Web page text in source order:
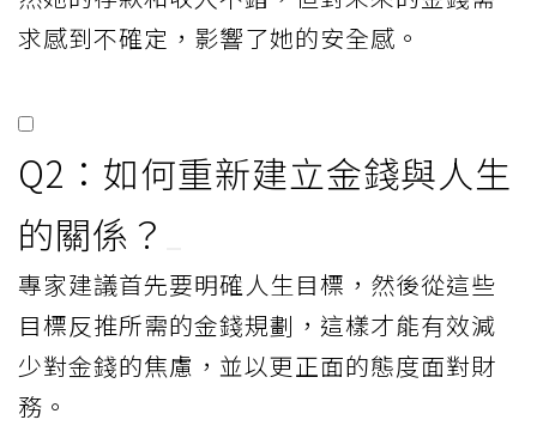
Q1：為什麼A小姐感到不安，
即使她的財務穩定？
A小姐的焦慮來自於缺乏清晰的人生目標，雖
然她的存款和收入不錯，但對未來的金錢需
求感到不確定，影響了她的安全感。